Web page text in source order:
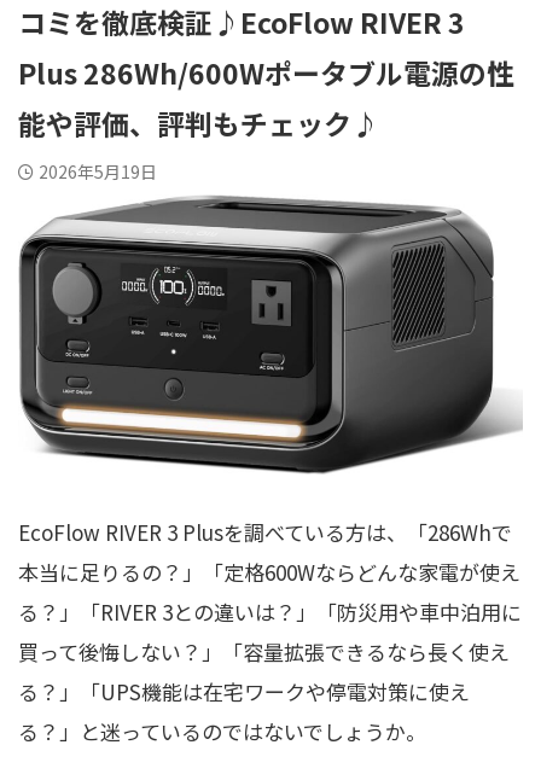
コミを徹底検証♪EcoFlow RIVER 3
Plus 286Wh/600Wポータブル電源の性
能や評価、評判もチェック♪
2026年5月19日
EcoFlow RIVER 3 Plusを調べている方は、「286Whで
本当に足りるの？」「定格600Wならどんな家電が使え
る？」「RIVER 3との違いは？」「防災用や車中泊用に
買って後悔しない？」「容量拡張できるなら長く使え
る？」「UPS機能は在宅ワークや停電対策に使え
る？」と迷っているのではないでしょうか。